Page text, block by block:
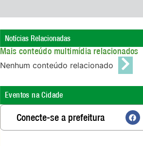
Notícias Relacionadas
Mais conteúdo multimídia relacionados
Nenhum conteúdo relacionado
Eventos na Cidade
Conecte-se a prefeitura